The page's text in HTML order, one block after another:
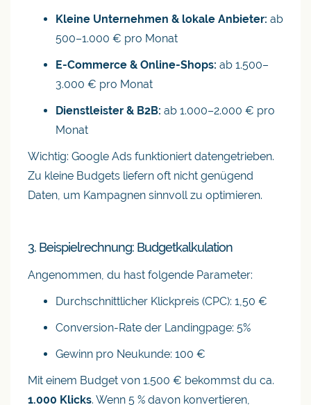
Kleine Unternehmen & lokale Anbieter: ab
500–1.000 € pro Monat
E-Commerce & Online-Shops: ab 1.500–
3.000 € pro Monat
Dienstleister & B2B: ab 1.000–2.000 € pro
Monat
Wichtig: Google Ads funktioniert datengetrieben.
Zu kleine Budgets liefern oft nicht genügend
Daten, um Kampagnen sinnvoll zu optimieren.
3. Beispielrechnung: Budgetkalkulation
Angenommen, du hast folgende Parameter:
Durchschnittlicher Klickpreis (CPC): 1,50 €
Conversion-Rate der Landingpage: 5%
Gewinn pro Neukunde: 100 €
Mit einem Budget von 1.500 € bekommst du ca.
1.000 Klicks. Wenn 5 % davon konvertieren,